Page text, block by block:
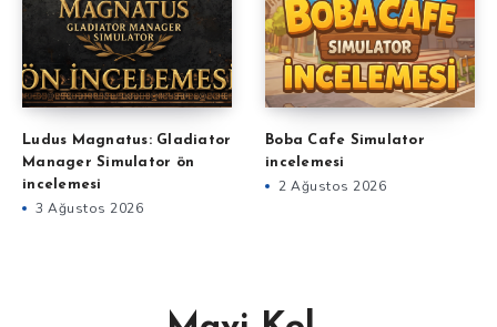
Ludus Magnatus: Gladiator
Manager Simulator ön
incelemesi
3 Ağustos 2026
Boba Cafe Simulator
incelemesi
2 Ağustos 2026